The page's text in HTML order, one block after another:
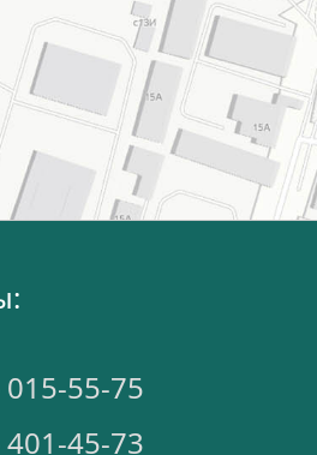
015-55-75
401-45-73